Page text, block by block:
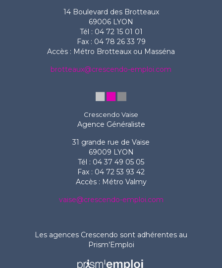
14 Boulevard des Brotteaux
69006 LYON
Tél : 04 72 15 01 01
Fax : 04 78 26 33 79
Accès : Métro Brotteaux ou Masséna
brotteaux@crescendo-emploi.com
Crescendo Vaise
Agence Généraliste
31 grande rue de Vaise
69009 LYON
Tél : 04 37 49 05 05
Fax : 04 72 53 93 42
Accès : Métro Valmy
vaise@crescendo-emploi.com
Les agences Crescendo sont adhérentes au
Prism’Emploi